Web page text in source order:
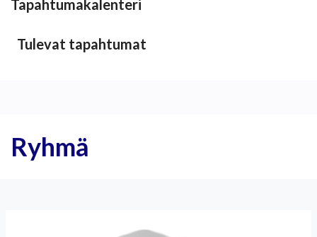
Tapahtumakalenteri
Tulevat tapahtumat
Ryhmä